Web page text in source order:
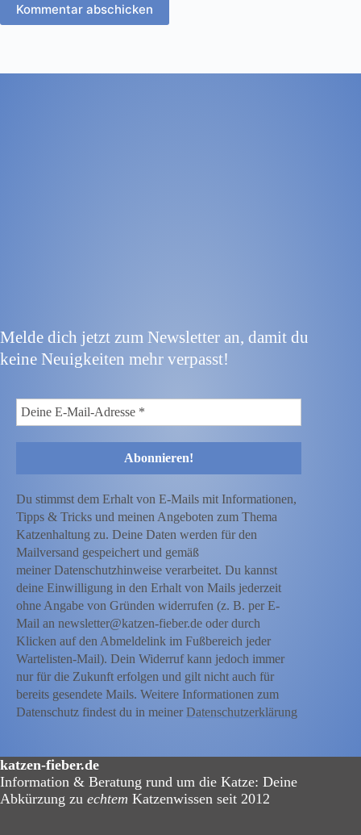
Kommentar abschicken
Melde dich jetzt zum Newsletter an, damit du
keine Neuigkeiten mehr verpasst!
Du stimmst dem Erhalt von E-Mails mit Informationen,
Tipps & Tricks und meinen Angeboten zum Thema
Katzenhaltung zu. Deine Daten werden für den
Mailversand gespeichert und gemäß
meiner Datenschutzhinweise verarbeitet. Du kannst
deine Einwilligung in den Erhalt von Mails jederzeit
ohne Angabe von Gründen widerrufen (z. B. per E-
Mail an newsletter@katzen-fieber.de oder durch
Klicken auf den Abmeldelink im Fußbereich jeder
Wartelisten-Mail). Dein Widerruf kann jedoch immer
nur für die Zukunft erfolgen und gilt nicht auch für
bereits gesendete Mails. Weitere Informationen zum
Datenschutz findest du in meinerDatenschutzerklärung
katzen-fieber.de
Information & Beratung rund um die Katze: Deine
Abkürzung zu echtem Katzenwissen seit 2012